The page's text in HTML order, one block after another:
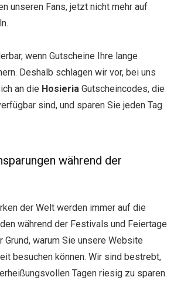
unseren Fans, jetzt nicht mehr auf
wenn Gutscheine Ihre lange
Deshalb schlagen wir vor, bei uns
an die Hosieria Gutscheincodes, die
sind, und sparen Sie jeden Tag
während der
der Welt werden immer auf die
während der Festivals und Feiertage
Grund, warum Sie unsere Website
besuchen können. Wir sind bestrebt,
Tagen riesig zu sparen.